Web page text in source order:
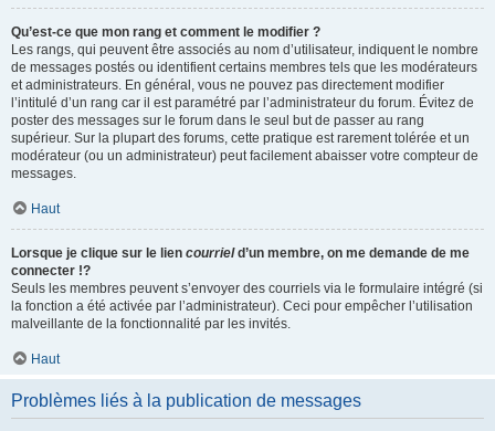
Qu’est-ce que mon rang et comment le modifier ?
Les rangs, qui peuvent être associés au nom d’utilisateur, indiquent le nombre
de messages postés ou identifient certains membres tels que les modérateurs
et administrateurs. En général, vous ne pouvez pas directement modifier
l’intitulé d’un rang car il est paramétré par l’administrateur du forum. Évitez de
poster des messages sur le forum dans le seul but de passer au rang
supérieur. Sur la plupart des forums, cette pratique est rarement tolérée et un
modérateur (ou un administrateur) peut facilement abaisser votre compteur de
messages.
Haut
Lorsque je clique sur le lien courrield’un membre, on me demande de me
connecter !?
Seuls les membres peuvent s’envoyer des courriels via le formulaire intégré (si
la fonction a été activée par l’administrateur). Ceci pour empêcher l’utilisation
malveillante de la fonctionnalité par les invités.
Haut
Problèmes liés à la publication de messages